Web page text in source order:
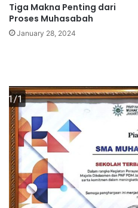
Tiga Makna Penting dari
Proses Muhasabah
January 28, 2024